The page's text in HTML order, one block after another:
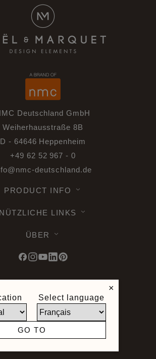
Deutschland GmbH
Weiherhausstraße 8B
D - 64646 Heppenheim
+49 62 52 967 - 0
deutschland.de
PRODUCT INFO
NÜTZLICHE LINKS
ÜBER
-
Datenschutz DSGVO -
-
-Sitemap -
AGB - Widerrufsbelehrung
Seite erstellt von
×
Select language
GO TO